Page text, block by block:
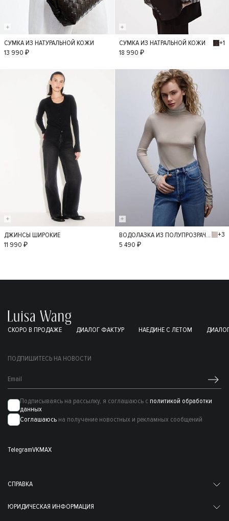
S
СУМКА ИЗ НАТУРАЛЬНОЙ КОЖИ
13 990 ₽
S
СУМКА ИЗ НАТРАЛЬНОЙ КОЖИ
+1
18 990 ₽
36
ДЖИНСЫ ШИРОКИЕ
11 990 ₽
M
ВОДОЛАЗКА ИЗ ПОЛУПРОЗРАЧНОГО ТРИКОТАЖА
+3
5 490 ₽
СКОРО В ПРОДАЖЕ ДИАЛОГ ФАКТУР НАЕДИНЕ С ЛЕТОМ
ПОДПИШИТЕСЬ НА НОВОСТИ
Подписываясь на рассылку, я соглашаюсь с политикой обработки
данных
Соглашаюсь на получение новостных и рекламных сообщений
TelegramVKMAX
СПРАВКА
ЮРИДИЧЕСКАЯ ИНФОРМАЦИЯ